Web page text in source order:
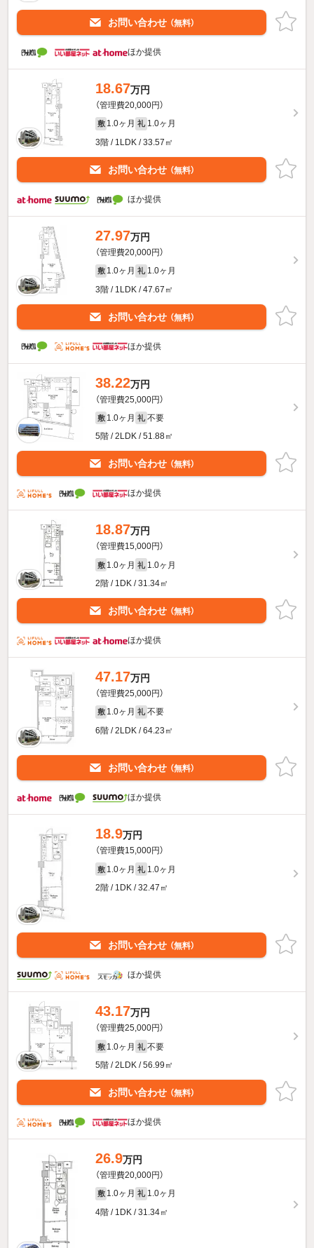
お問い合わせ （無料）
ほか提供
18.67万円
（管理費20,000円）
敷 1.0ヶ月 礼 1.0ヶ月
3階 / 1LDK / 33.57㎡
お問い合わせ （無料）
ほか提供
27.97万円
（管理費20,000円）
敷 1.0ヶ月 礼 1.0ヶ月
3階 / 1LDK / 47.67㎡
お問い合わせ （無料）
ほか提供
38.22万円
（管理費25,000円）
敷 1.0ヶ月 礼 不要
5階 / 2LDK / 51.88㎡
お問い合わせ （無料）
ほか提供
18.87万円
（管理費15,000円）
敷 1.0ヶ月 礼 1.0ヶ月
2階 / 1DK / 31.34㎡
お問い合わせ （無料）
ほか提供
47.17万円
（管理費25,000円）
敷 1.0ヶ月 礼 不要
6階 / 2LDK / 64.23㎡
お問い合わせ （無料）
ほか提供
18.9万円
（管理費15,000円）
敷 1.0ヶ月 礼 1.0ヶ月
2階 / 1DK / 32.47㎡
お問い合わせ （無料）
ほか提供
43.17万円
（管理費25,000円）
敷 1.0ヶ月 礼 不要
5階 / 2LDK / 56.99㎡
お問い合わせ （無料）
ほか提供
26.9万円
（管理費20,000円）
敷 1.0ヶ月 礼 1.0ヶ月
4階 / 1DK / 31.34㎡